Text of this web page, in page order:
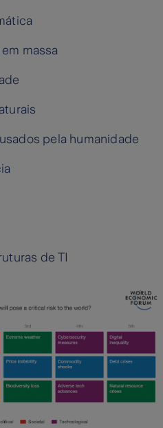
massa
pela humanidade
de TI